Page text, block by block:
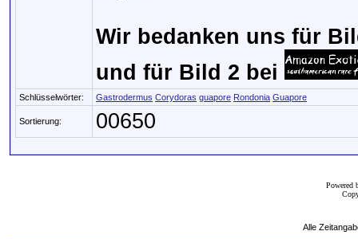
Wir bedanken uns für
und für Bild 2 bei
Schlüsselwörter: Gastrodermus Corydoras guapore Rondonia Guapore
Sortierung: 00650
Powered
Alle